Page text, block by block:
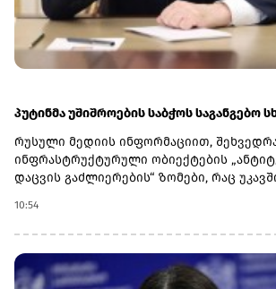
თანამშრომლობის ორგანიზაციის
მონაწილეობს ახლო აღმოსავლეთისა და
უსაფრთხოების საკითხებში.
პუტინმა უშიშროების საბჭოს საგანგებო
რუსული მედიის ინფორმაციით,
ინფრასტრუქტურული ობიექტების
დაცვის გაძლიერების“ ზომები, რაც
უსაფრთხოების უზრუნველყოფა და
ზომები უპილოტო საფრენი
საფრთხეების ფონზე.
10:54